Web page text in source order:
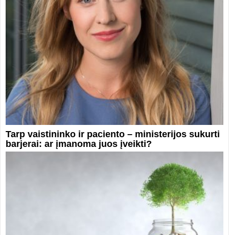
Tarp vaistininko ir paciento – ministerijos sukurti
barjerai: ar įmanoma juos įveikti?